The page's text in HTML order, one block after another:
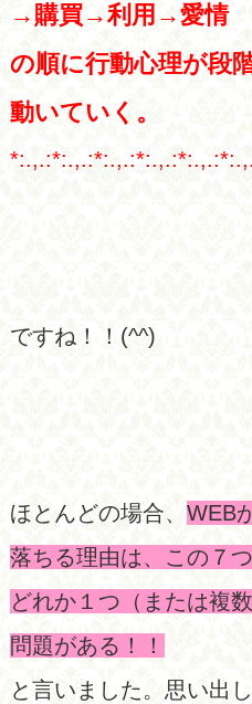
→購買→利用→愛情
の順に行動心理が段
動いていく。
ですね！！(^^)
ほとんどの場合、 WEB
落ちる理由は、この７つ
どれか１つ（または複
問題がある！！
と言いました。思い出